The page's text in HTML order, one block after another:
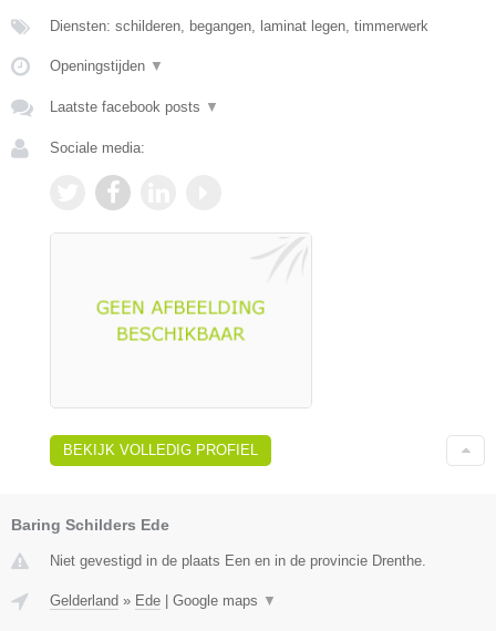
Diensten: schilderen, begangen, laminat legen, timmerwerk
Openingstijden ▼
Laatste facebook posts ▼
Sociale media:
BEKIJK VOLLEDIG PROFIEL
Baring Schilders Ede
Niet gevestigd in de plaats Een en in de provincie Drenthe.
Gelderland » Ede Google maps ▼